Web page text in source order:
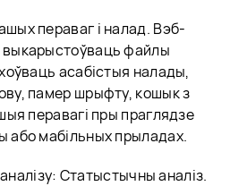
пераваг і налад. Вэб-
файлы
асабістыя налады,
памер шрыфту, кошык з
перавагі пры праглядзе
або мабільных прыладах.
Статыстычны аналіз.